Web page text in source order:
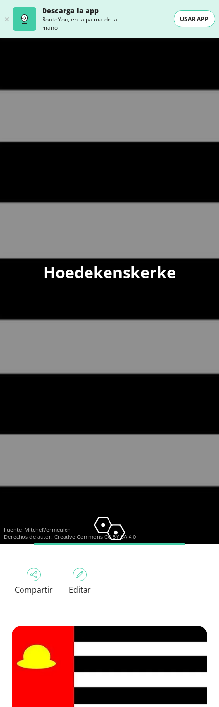
Descarga la app
RouteYou, en la palma de la
mano
USAR APP
Hoedekenskerke
Fuente: MitchelVermeulen
Derechos de autor: Creative Commons CC BY-SA 4.0
Compartir Editar